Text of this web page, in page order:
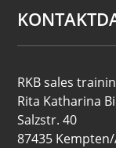
RKB sales
Rita Katharina
Salzstr. 40
87435